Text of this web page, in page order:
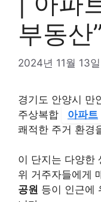
부동산”
2024년 11월 13일
경기도 안양시 만
주상복합
아파트
쾌적한 주거 환경
이 단지는 다양한
위 거주자들에게
공원 등이 인근에